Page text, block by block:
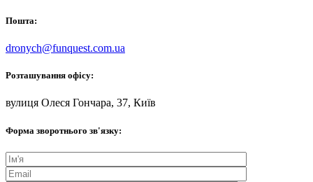
Пошта:
dronych@funquest.com.ua
Розташування офісу:
вулиця Олеся Гончара, 37, Київ
Форма зворотнього зв'язку: